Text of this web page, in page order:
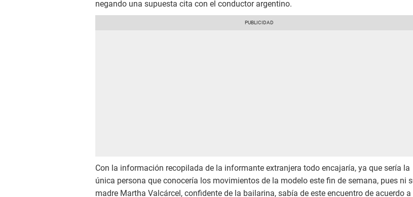
negando una supuesta cita con el conductor argentino.
Con la información recopilada de la informante extranjera todo encajaría, ya que sería la
única persona que conocería los movimientos de la modelo este fin de semana, pues ni
madre Martha Valcárcel, confidente de la bailarina, sabía de este encuentro de acuerdo a